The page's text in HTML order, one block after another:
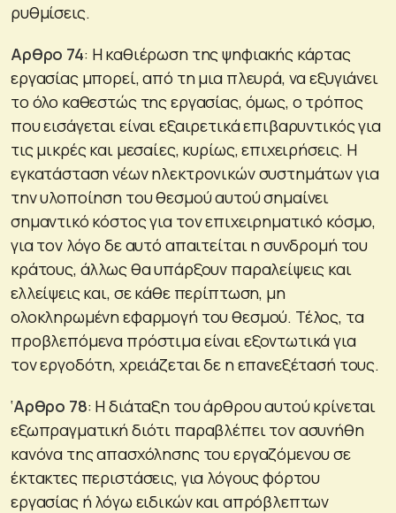
ρυθμίσεις.
Αρθρο 74: Η καθιέρωση της ψηφιακής κάρτας
εργασίας μπορεί, από τη μια πλευρά, να εξυγιάνει
το όλο καθεστώς της εργασίας, όμως, ο τρόπος
που εισάγεται είναι εξαιρετικά επιβαρυντικός για
τις μικρές και μεσαίες, κυρίως, επιχειρήσεις. Η
εγκατάσταση νέων ηλεκτρονικών συστημάτων για
την υλοποίηση του θεσμού αυτού σημαίνει
σημαντικό κόστος για τον επιχειρηματικό κόσμο,
για τον λόγο δε αυτό απαιτείται η συνδρομή του
κράτους, άλλως θα υπάρξουν παραλείψεις και
ελλείψεις και, σε κάθε περίπτωση, μη
ολοκληρωμένη εφαρμογή του θεσμού. Τέλος, τα
προβλεπόμενα πρόστιμα είναι εξοντωτικά για
τον εργοδότη, χρειάζεται δε η επανεξέτασή τους.
‘Αρθρο 78: Η διάταξη του άρθρου αυτού κρίνεται
εξωπραγματική διότι παραβλέπει τον ασυνήθη
κανόνα της απασχόλησης του εργαζόμενου σε
έκτακτες περιστάσεις, για λόγους φόρτου
εργασίας ή λόγω ειδικών και απρόβλεπτων